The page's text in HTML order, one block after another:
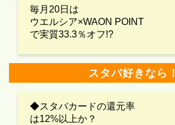
毎月20日は
ウエルシア×WAON POINT
で実質33.3％オフ!?
スタバ好きなら！
◆スタバカードの還元率
は12%以上か？